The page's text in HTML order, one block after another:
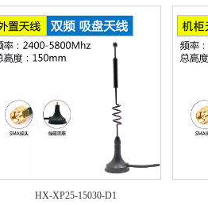
HX-XP25-15030-D1